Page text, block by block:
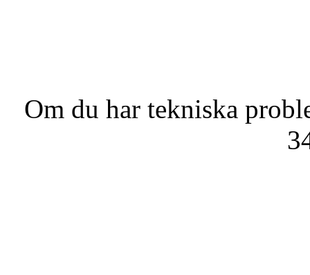
Om du har tekniska